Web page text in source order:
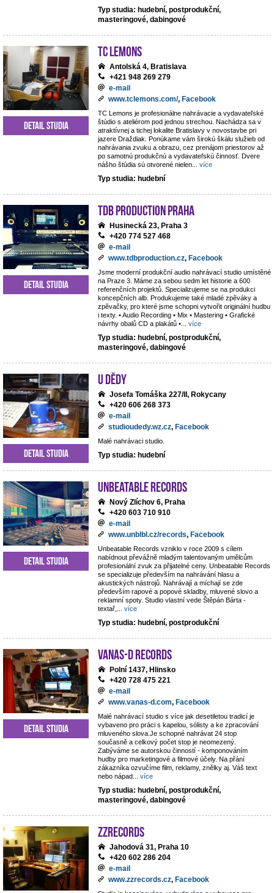
Typ studia: hudební, postprodukční,
masteringové, dabingové
TC Lemons
Antolská 4, Bratislava
+421 948 269 279
e-mail
www.tclemons.com/, Facebook
TC Lemons je profesionálne nahrávacie a vydavateľské
štúdio s ateliérom pod jednou strechou. Nachádza sa v
atraktívnej a tichej lokalite Bratislavy v novostavbe pri
jazere Draždiak. Ponúkame vám širokú škálu služieb od
nahrávania zvuku a obrazu, cez prenájom priestorov až
po samotnú produkčnú a vydavateľskú činnosť. Dvere
nášho štúdia sú otvorené nielen
více
Typ studia: hudební
Detail studia
TdB Production Praha
Husinecká 23, Praha 3
+420 774 527 468
e-mail
www.tdbproduction.cz, Facebook
Jsme moderní produkční audio nahrávací studio umístěné
na Praze 3. Máme za sebou sedm let historie a 600
referenčních projektů. Specializujeme se na produkci
koncepčních alb. Produkujeme také mladé zpěváky a
zpěvačky, pro které jsme schopni vytvořit originální hudbu
i texty. • Audio Recording • Mix • Mastering • Grafické
návrhy obalů CD a plakátů •
více
Typ studia: hudební, postprodukční,
masteringové, dabingové
Detail studia
U dědy
Josefa Tomáška 227/II, Rokycany
+420 606 268 373
e-mail
studioudedy.wz.cz, Facebook
Malé nahrávaci studio.
Typ studia: hudební
Detail studia
Unbeatable Records
Nový Zlíchov 6, Praha
+420 603 710 910
e-mail
www.unblbl.cz/records, Facebook
Unbeatable Records vzniklo v roce 2009 s cílem
nabídnout převážně mladým talentovaným umělcům
profesionální zvuk za přijatelné ceny. Unbeatable Records
se specializuje především na nahrávání hlasu a
akustických nástrojů. Nahrávají a míchají se zde
především rapové a popové skladby, mluvené slovo a
reklamní spoty. Studio vlastní vede Štěpán Bárta -
textař,
více
Typ studia: hudební, postprodukční
Detail studia
VANAS-D Records
Polní 1437, Hlinsko
+420 728 475 221
e-mail
www.vanas-d.com, Facebook
Malé nahrávací studio s více jak desetiletou tradicí je
vybaveno pro práci s kapelou, sólisty a ke zpracování
mluveného slova.Je schopné nahrávat 24 stop
současně a celkový počet stop je neomezený.
Zabýváme se autorskou činností - komponováním
hudby pro marketingové a filmové účely. Na přání
zákazníka ozvučíme film, reklamy, znělky aj. Váš text
nebo nápad
více
Typ studia: hudební, postprodukční,
masteringové, dabingové
Detail studia
ZZrecords
Jahodová 31, Praha 10
+420 602 286 204
e-mail
www.zzrecords.cz, Facebook